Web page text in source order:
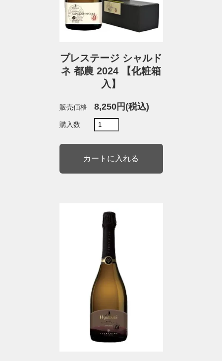
プレステージ シャルド
ネ 都農 2024 【化粧箱
入】
販売価格 8,250円(税込)
購入数